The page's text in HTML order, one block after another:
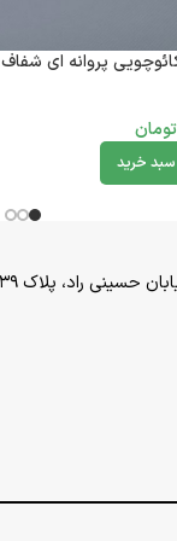
پروانه ای شفاف ۰۹۱۷
تومان
سبد خرید
راد، پلاک ۳۹ واحد 8